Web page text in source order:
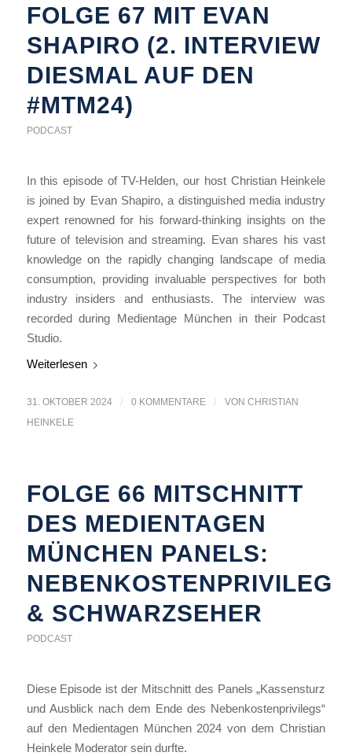
FOLGE 67 MIT EVAN
SHAPIRO (2. INTERVIEW
DIESMAL AUF DEN
#MTM24)
PODCAST
In this episode of TV-Helden, our host Christian Heinkele
is joined by Evan Shapiro, a distinguished media industry
expert renowned for his forward-thinking insights on the
future of television and streaming. Evan shares his vast
knowledge on the rapidly changing landscape of media
consumption, providing invaluable perspectives for both
industry insiders and enthusiasts. The interview was
recorded during Medientage München in their Podcast
Studio.
Weiterlesen
31. OKTOBER 2024 / 0 KOMMENTARE / VON CHRISTIAN
HEINKELE
FOLGE 66 MITSCHNITT
DES MEDIENTAGEN
MÜNCHEN PANELS:
NEBENKOSTENPRIVILEG
& SCHWARZSEHER
PODCAST
Diese Episode ist der Mitschnitt des Panels „Kassensturz
und Ausblick nach dem Ende des Nebenkostenprivilegs“
auf den Medientagen München 2024 von dem Christian
Heinkele Moderator sein durfte.